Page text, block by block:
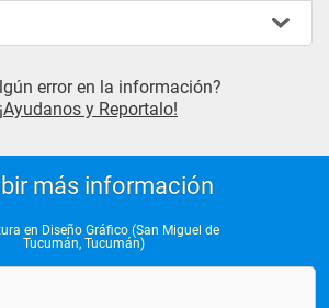
error en la información?
¡Ayudanos y Reportalo!
más información
en Diseño Gráfico (San Miguel de
Tucumán, Tucumán)